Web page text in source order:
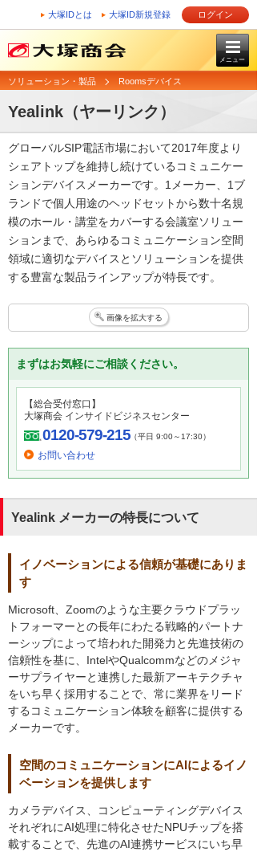
大塚IDとは 大塚ID新規登録 ログイン
メニュー
ソリューション・製品 Roomsデバイス
Yealink（ヤーリンク）
グローバルSIP電話市場において2017年度より
シェアトップを維持し続けているコミュニケー
ションデバイスメーカーです。1メーカー、1ブ
ランドで個人用途のヘッドセットから数十名規
模のホール・講堂をカバーする会議室ソリュー
ションまで、あらゆるコミュニケーション空間
領域に適切なデバイスとソリューションを提供
する豊富な製品ラインアップが特長です。
画像を拡大する
まずはお気軽にご相談ください。
【総合受付窓口】
大塚商会 インサイドビジネスセンター
0120-579-215（平日 9:00～17:30）
お問い合わせ
Yealink メーカーの特長について
イノベーションによる信頼が基礎にありま
す
Microsoft、Zoomのような主要クラウドプラッ
トフォーマーとの長年にわたる戦略的パートナ
ーシップによって培われた開発力と先進技術の
信頼性を基に、IntelやQualcommなどのメジャ
ーサプライヤーと連携した最新アーキテクチャ
をいち早く採用することで、常に業界をリード
するコミュニケーション体験を顧客に提供する
メーカーです。
空間のコミュニケーションにAIによるイノ
ベーションを提供します
カメラデバイス、コンピューティングデバイス
それぞれにAI処理に特化させたNPUチップを搭
載することで、先進のAI連携サービスにいち早